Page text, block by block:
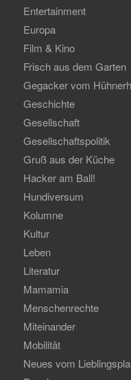
Entertainment
Europa
Film & Kino
Frisch aus dem Garten
Gegacker vom
Geschichte
Gesellschaft
Gesellschaftspolitik
Gruß aus der Küche
Hacker am Ball!
Hundiversum
Kolumne
Kultur
Leben
Literatur
Mamamia
Menschenrechte
Miteinander
Mobilität
Neues vom